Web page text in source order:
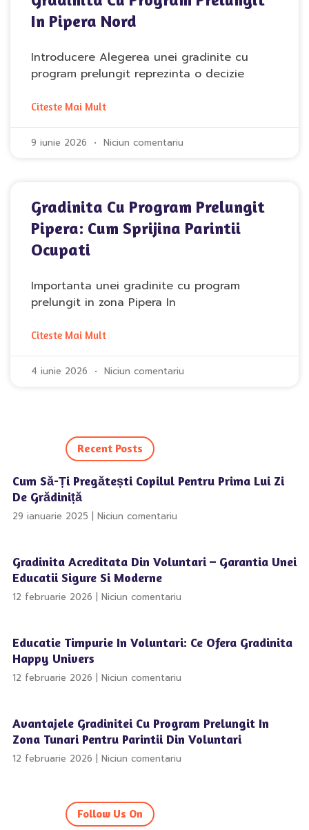
In Pipera Nord
Introducere Alegerea unei gradinite cu
program prelungit reprezinta o decizie
Citeste Mai Mult
9 iunie 2026 Niciun comentariu
Gradinita Cu Program Prelungit
Pipera: Cum Sprijina Parintii
Ocupati
Importanta unei gradinite cu program
prelungit in zona Pipera In
Citeste Mai Mult
4 iunie 2026 Niciun comentariu
Recent Posts
Cum Să-Ți Pregătești Copilul Pentru Prima Lui Zi
De Grădiniță
29 ianuarie 2025 Niciun comentariu
Gradinita Acreditata Din Voluntari – Garantia Unei
Educatii Sigure Si Moderne
12 februarie 2026 Niciun comentariu
Educatie Timpurie In Voluntari: Ce Ofera Gradinita
Happy Univers
12 februarie 2026 Niciun comentariu
Avantajele Gradinitei Cu Program Prelungit In
Zona Tunari Pentru Parintii Din Voluntari
12 februarie 2026 Niciun comentariu
Follow Us On